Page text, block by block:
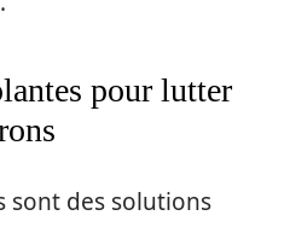
pour lutter
sont des solutions